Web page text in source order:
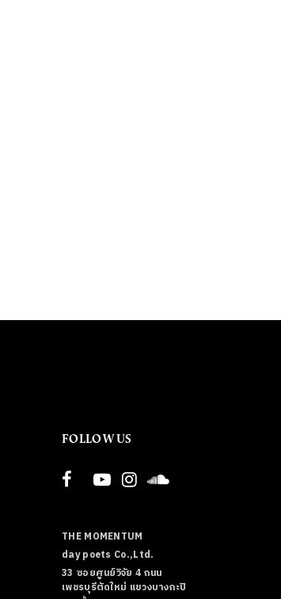
FOLLOW US
THE MOMENTUM
day poets Co.,Ltd.
33 ซอยศูนย์วิจัย 4 ถนน
เพชรบุรีตัดใหม่ แขวงบางกะปิ